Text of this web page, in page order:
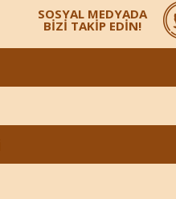
SOSYAL MEDYADA
BİZİ TAKİP EDİN!